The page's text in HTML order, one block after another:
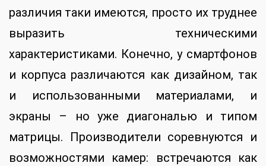
различия таки имеются, просто их труднее
выразить техническими
характеристиками. Конечно, у смартфонов
и корпуса различаются как дизайном, так
и использованными материалами, и
экраны – но уже диагональю и типом
матрицы. Производители соревнуются и
возможностями камер: встречаются как